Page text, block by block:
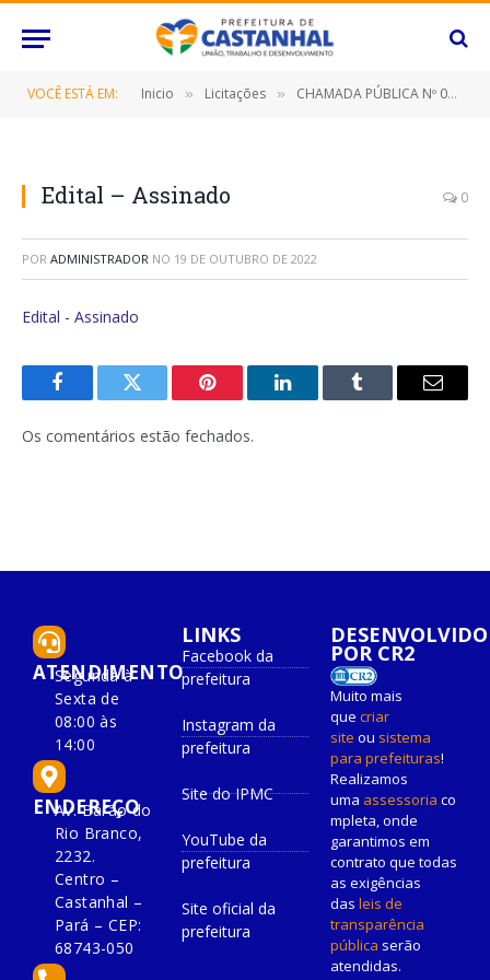
VOCÊ ESTÁ EM: Inicio » Licitações » CHAMADA PÚBLICA Nº 002/2022 (Aquisição de gêneros alimentícios oriundos da agricultura familiar para a alimentação escolar deste Município de Castanhal/Pará, oriundos do Programa Nacional de Alimentação Escolar – PNAE, para o período letivo de 2022/2023)
Edital – Assinado 0
POR ADMINISTRADOR NO 19 DE OUTUBRO DE 2022
Edital - Assinado
FacebookTwitter Pinterest O
Tumblr
E-
Os comentários estão fechados.
ATENDIMENTO
Segunda à
Sexta de
08:00 às
14:00
ENDEREÇO
Av. Barão do
Rio Branco,
2232.
Centro –
Castanhal –
Pará – CEP:
68743-050
LINKS
Facebook da
prefeitura
Instagram da
prefeitura
Site do IPMC
YouTube da
prefeitura
Site oficial da
prefeitura
DESENVOLVIDO
POR CR2
Muito mais
que criar
site ou sistema
para prefeituras!
Realizamos
uma assessoria co
mpleta, onde
garantimos em
contrato que todas
as exigências
das leis de
transparência
pública serão
atendidas.